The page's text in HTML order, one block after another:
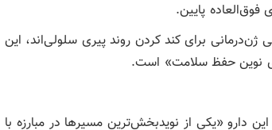
فوق‌العاده پایین.
برای کند کردن روند پیری سلولی‌اند، این
وزیر علوم روسیه، در ۲۳ آوریل گفت این دارو «یکی از نویدبخش‌ترین مسیرها در مبارزه با